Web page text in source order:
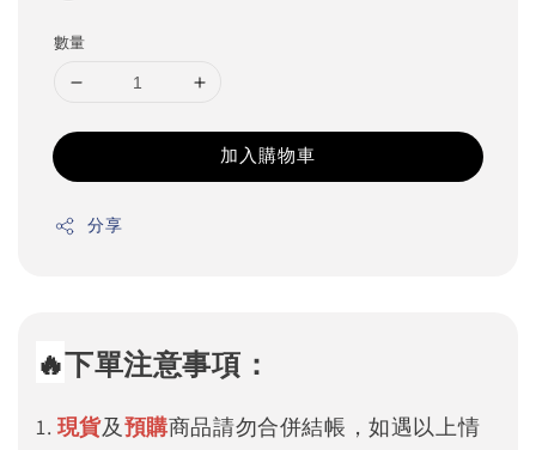
數量
加入購物車
分享
🔥下單注意事項：
1. 現貨及預購商品請勿合併結帳，如遇以上情